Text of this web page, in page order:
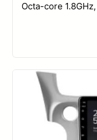
Octa-core